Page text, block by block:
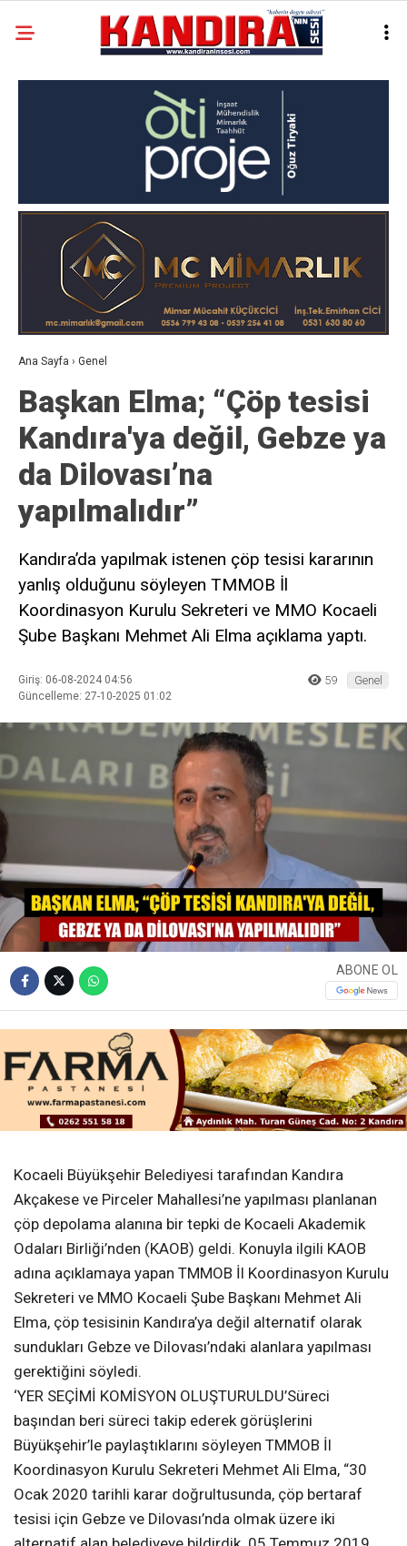
Ana Sayfa › Genel
Başkan Elma; “Çöp tesisi
Kandıra'ya değil, Gebze ya
da Dilovası’na
yapılmalıdır”
Kandıra’da yapılmak istenen çöp tesisi kararının
yanlış olduğunu söyleyen TMMOB İl
Koordinasyon Kurulu Sekreteri ve MMO Kocaeli
Şube Başkanı Mehmet Ali Elma açıklama yaptı.
Giriş: 06-08-2024 04:56
Güncelleme: 27-10-2025 01:02
59 Genel
ABONE OL
Kocaeli Büyükşehir Belediyesi tarafından Kandıra
Akçakese ve Pirceler Mahallesi’ne yapılması planlanan
çöp depolama alanına bir tepki de Kocaeli Akademik
Odaları Birliği’nden (KAOB) geldi. Konuyla ilgili KAOB
adına açıklamaya yapan TMMOB İl Koordinasyon Kurulu
Sekreteri ve MMO Kocaeli Şube Başkanı Mehmet Ali
Elma, çöp tesisinin Kandıra’ya değil alternatif olarak
sundukları Gebze ve Dilovası’ndaki alanlara yapılması
‘YER SEÇİMİ KOMİSYON OLUŞTURULDU’Süreci